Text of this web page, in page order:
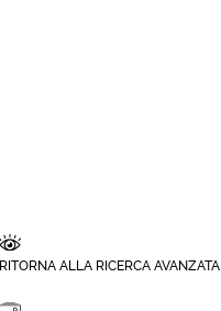
RITORNA ALLA RICERCA AVANZATA